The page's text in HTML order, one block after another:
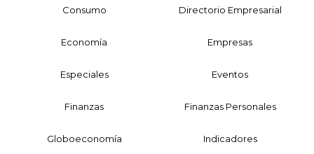
Consumo Directorio Empresarial
Economía Empresas
Especiales Eventos
Finanzas Finanzas Personales
Globoeconomía Indicadores